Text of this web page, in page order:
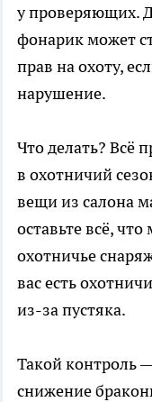
у проверяющих.
фонарик может
прав на охоту,
нарушение.
Что делать? Всё
в охотничий
вещи из салона
оставьте всё,
охотничье
вас есть
из-за пустяка.
Такой контроль
снижение